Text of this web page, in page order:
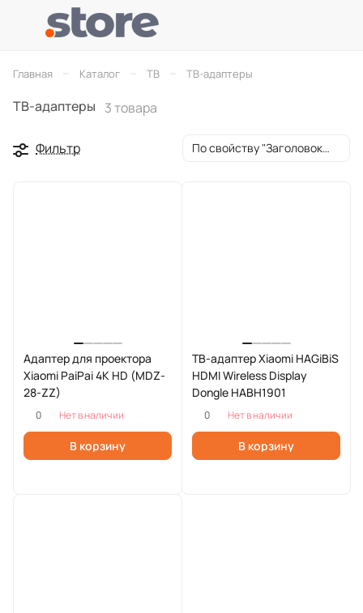
Главная Каталог ТВ ТВ-адаптеры
ТВ-адаптеры 3 товара
Фильтр По свойству "Заголовок окна браузера" (убывание)
Адаптер для проектора
Xiaomi PaiPai 4K HD (MDZ-
28-ZZ)
0 Нет в наличии
В корзину
ТВ-адаптер Xiaomi HAGiBiS
HDMI Wireless Display
Dongle HABH1901
0 Нет в наличии
В корзину